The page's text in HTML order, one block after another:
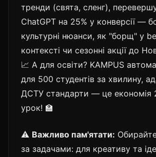
тренди (свята, сленг),
ChatGPT на 25% у конверсії —
культурні нюанси, як "борщ" у
контексті чи сезонні акції до
📈 А для освіти? KAMPUS
для 500 студентів за хвилину,
ДСТУ стандарти — це економія
урок! 🏫
⚠️ Важливо пам'ятати:
за задачами: для креативу та